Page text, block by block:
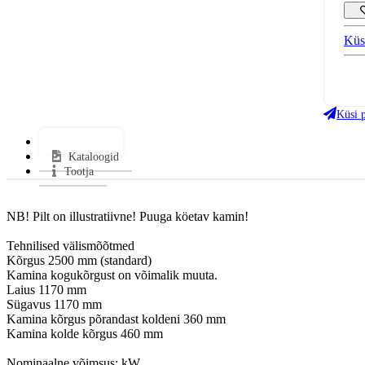
Küsi
Kataloogid
Tootja
NB! Pilt on illustratiivne! Puuga köetav kamin!
Tehnilised välismõõtmed
Kõrgus 2500 mm (standard)
Kamina kogukõrgust on võimalik muuta.
Laius 1170 mm
Sügavus 1170 mm
Kamina kõrgus põrandast koldeni 360 mm
Kamina kolde kõrgus 460 mm